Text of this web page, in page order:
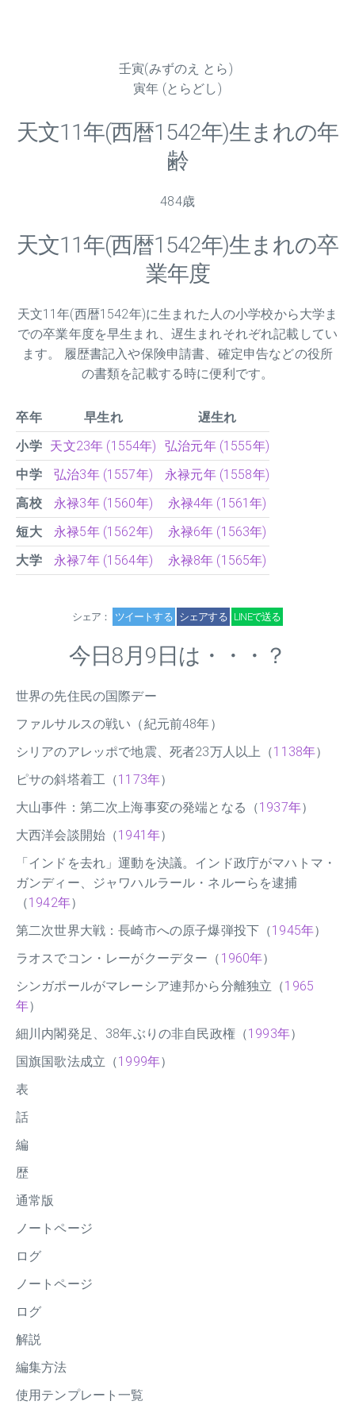
壬寅(みずのえ とら)
寅年 (とらどし)
天文11年(西暦1542年)生まれの年
齢
484歳
天文11年(西暦1542年)生まれの卒
業年度
天文11年(西暦1542年)に生まれた人の小学校から大学ま
での卒業年度を早生まれ、遅生まれそれぞれ記載してい
ます。 履歴書記入や保険申請書、確定申告などの役所
の書類を記載する時に便利です。
卒年 早生れ
遅生れ
小学 天文23年 (1554年)
弘治元年 (1555年)
中学
弘治3年 (1557年)
永禄元年 (1558年)
高校
永禄3年 (1560年)
永禄4年 (1561年)
短大
永禄5年 (1562年)
永禄6年 (1563年)
大学
永禄7年 (1564年) 永禄8年 (1565年)
シェア： ツイートする シェアする LINEで送る
今日8月9日は・・・？
世界の先住民の国際デー
ファルサルスの戦い（紀元前48年）
シリアのアレッポで地震、死者23万人以上（1138年）
ピサの斜塔着工（1173年）
大山事件：第二次上海事変の発端となる（1937年）
大西洋会談開始（1941年）
「インドを去れ」運動を決議。インド政庁がマハトマ・
ガンディー、ジャワハルラール・ネルーらを逮捕
（1942年）
第二次世界大戦：長崎市への原子爆弾投下（1945年）
ラオスでコン・レーがクーデター（ 1960年）
シンガポールがマレーシア連邦から分離独立（1965
年）
細川内閣発足、38年ぶりの非自民政権（1993年）
国旗国歌法成立（1999年）
表
話
編
歴
通常版
ノートページ
ログ
ノートページ
ログ
解説
編集方法
使用テンプレート一覧